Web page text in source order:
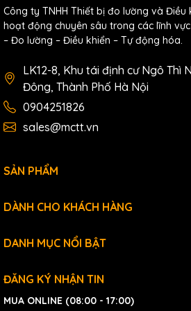
Documents
Ordering Information
PDS-
734 CR
RS-422/485) Serial-to-
with 4x DI and 4x DO
Includes CA-0910 Cable
Công ty TNHH Thiết bị đo lường và Điều
hoạt động chuyên sâu trong các lĩnh
– Đo lường – Điều khiển – Tự động hóa.
LK12-8, Khu tái định cư Ngô Thì
Đông, Thành Phố Hà Nội
0904251826
sales@mctt.vn
SẢN PHẨM
DÀNH CHO KHÁCH HÀNG
DANH MỤC NỔI BẬT
ĐĂNG KÝ NHẬN TIN
MUA ONLINE (08:00 - 17:00)